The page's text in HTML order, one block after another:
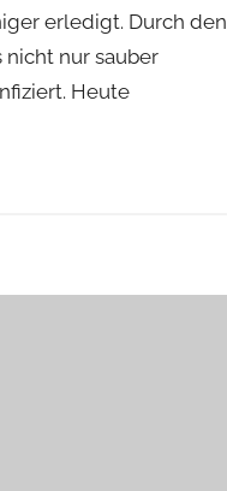
erledigt. Durch den
nur sauber
Heute